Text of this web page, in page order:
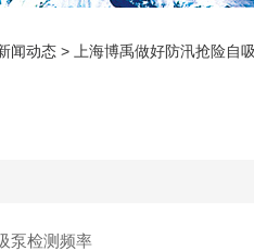
闻动态 > 上海博禹做好防汛抢险自
泵检测频率